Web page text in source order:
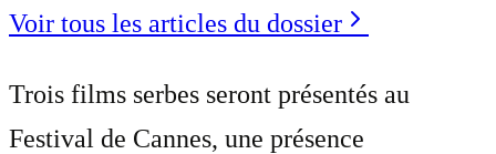
Voir tous les articles du dossier
Trois films serbes seront présentés au
Festival de Cannes, une présence